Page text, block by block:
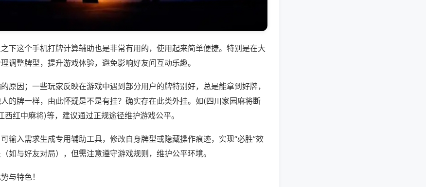
下这个手机打牌计算辅助也是非常有用的，使用起来简单便捷。特别是在大
调整牌型，提升游戏体验，避免影响好友间互动乐趣。
原因；一些玩家反映在游戏中遇到部分用户的牌特别好，总是能拿到好牌，
的牌一样，由此怀疑是不是有挂？确实存在此类外挂。如(四川家园麻将断
西红中麻将)等，建议通过正规途径维护游戏公平。
输入需求生成专用辅助工具，修改自身牌型或隐藏操作痕迹，实现“必胜”效
如与好友对局），但需注意遵守游戏规则，维护公平环境。
与特色！